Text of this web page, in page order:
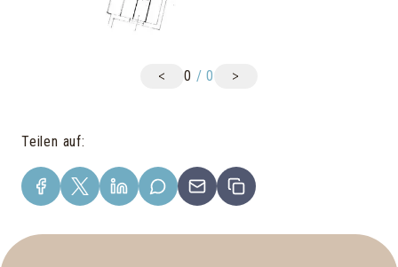
< 0 /0 >
Teilen auf: